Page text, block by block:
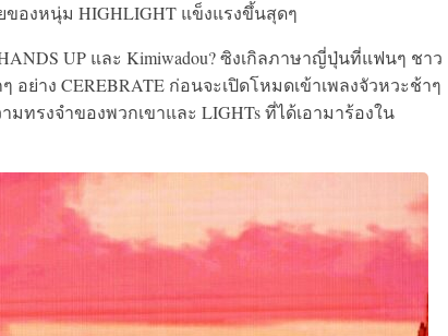
องหนุ่ม HIGHLIGHT แข็งแรงขึ้นสุดๆ
UP และ Kimiwadou? ซิงเกิลภาษาญี่ปุ่นที่แฟนๆ ชาว
ย่าง CEREBRATE ก่อนจะเปิดโหมดเข้าเพลงจัวหวะช้าๆ
ามทรงจำของพวกเขาและ LIGHTs ที่ได้เอามาร้องใน